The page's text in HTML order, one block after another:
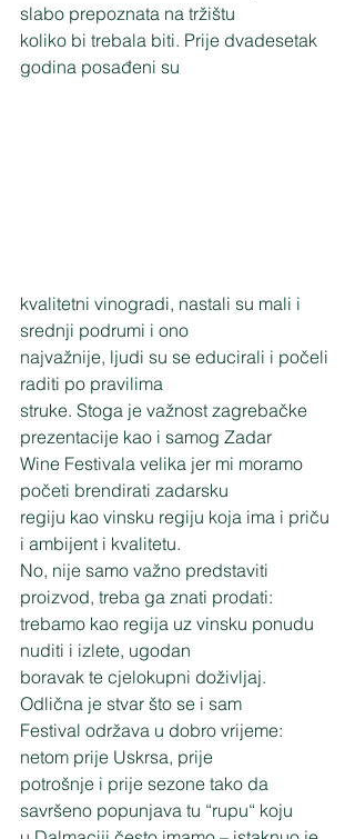
slabo prepoznata na tržištu
koliko bi trebala biti. Prije dvadesetak
godina posađeni su
kvalitetni vinogradi, nastali su mali i
srednji podrumi i ono
najvažnije, ljudi su se educirali i počeli
raditi po pravilima
struke. Stoga je važnost zagrebačke
prezentacije kao i samog Zadar
Wine Festivala velika jer mi moramo
početi brendirati zadarsku
regiju kao vinsku regiju koja ima i priču
i ambijent i kvalitetu.
No, nije samo važno predstaviti
proizvod, treba ga znati prodati:
trebamo kao regija uz vinsku ponudu
nuditi i izlete, ugodan
boravak te cjelokupni doživljaj.
Odlična je stvar što se i sam
Festival održava u dobro vrijeme:
netom prije Uskrsa, prije
potrošnje i prije sezone tako da
savršeno popunjava tu “rupu“ koju